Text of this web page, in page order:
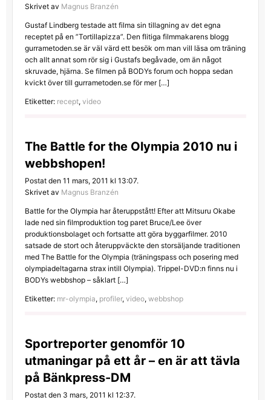
Skrivet av Magnus Branzén
Gustaf Lindberg testade att filma sin tillagning av det egna
receptet på en ”Tortillapizza”. Den flitiga filmmakarens blogg
gurrametoden.se är väl värd ett besök om man vill läsa om träning
och allt annat som rör sig i Gustafs begåvade, om än något
skruvade, hjärna. Se filmen på BODYs forum och hoppa sedan
kvickt över till gurrametoden.se för mer […]
Etiketter: recept, video
The Battle for the Olympia 2010 nu i
webbshopen!
Postat den 11 mars, 2011 kl 13:07.
Skrivet av Magnus Branzén
Battle for the Olympia har återuppstått! Efter att Mitsuru Okabe
lade ned sin filmproduktion tog paret Bruce/Lee över
produktionsbolaget och fortsatte att göra byggarfilmer. 2010
satsade de stort och återuppväckte den storsäljande traditionen
med The Battle for the Olympia (träningspass och posering med
olympiadeltagarna strax intill Olympia). Trippel-DVD:n finns nu i
BODYs webbshop – såklart […]
Etiketter: mr-olympia, profiler, video, webbshop
Sportreporter genomför 10
utmaningar på ett år – en är att tävla
på Bänkpress-DM
Postat den 3 mars, 2011 kl 12:37.